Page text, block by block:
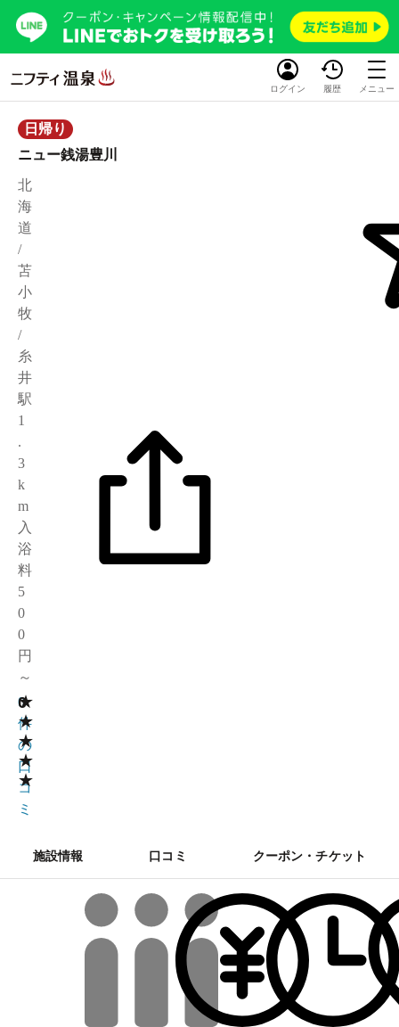
ログイン 履歴 メニュー
日帰り
ニュー銭湯豊川
北
海
道
/
苫
小
牧
/
糸
井
駅
1
.
3
k
m
入
浴
料
5
0
0
円
～
★
★
★
★
★
0
0
件
の
口
コ
ミ
施設情報 口コミ クーポン・チケット